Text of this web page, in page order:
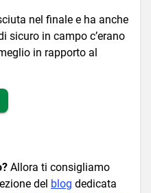
nel finale e ha anche
sicuro in campo c’erano
in rapporto al
Allora ti consigliamo
del blog dedicata